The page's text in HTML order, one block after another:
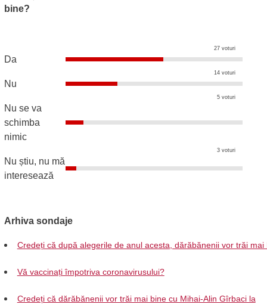
bine?
27 voturi
Da
14 voturi
Nu
5 voturi
Nu se va
schimba
nimic
3 voturi
Nu știu, nu mă
interesează
Arhiva sondaje
Credeți că după alegerile de anul acesta, dărăbănenii vor trăi mai
Vă vaccinați împotriva coronavirusului?
Credeți că dărăbănenii vor trăi mai bine cu Mihai-Alin Gîrbaci la